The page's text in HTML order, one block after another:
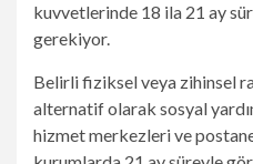
kuvvetlerinde 18 ila 21 ay
gerekiyor.
Belirli fiziksel veya zihinsel
alternatif olarak sosyal
hizmet merkezleri ve